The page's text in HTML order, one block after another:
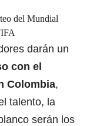
del Mundial
darán un
con el
Colombia,
talento, la
serán los